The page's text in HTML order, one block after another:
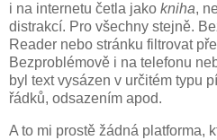
i na internetu četla jako kniha,
distrakcí. Pro všechny stejně.
Reader nebo stránku filtrovat
Bezproblémově i na telefonu
byl text vysázen v určitém typu
řádků, odsazením apod.
A to mi prostě žádná platforma,